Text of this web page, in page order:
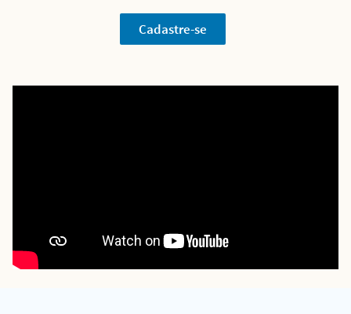
Cadastre-se